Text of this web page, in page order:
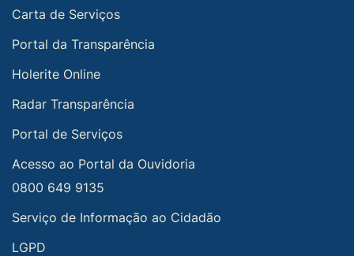
Carta de Serviços
Portal da Transparência
Holerite Online
Radar Transparência
Portal de Serviços
Acesso ao Portal da Ouvidoria
0800 649 9135
Serviço de Informação ao Cidadão
LGPD